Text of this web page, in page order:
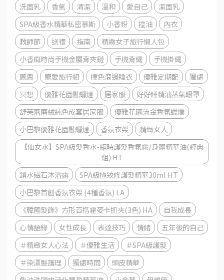
洗面乳
香氣 清潔 溫和 愛自己
潔面乳
SPA級香水精華私密慕斯
小香粉 控油
內衣
教師節
送禮 指南
精緻女子旅行懶人包
小香風時尚手機金屬背夾鏈
手機背繩
手機掛繩
感恩
寵愛旅行組 撞色滾邊睡衣 優雅定期配
獨處
冥想
優雅花園融蠟燈 居家服
好好睡精油蒸氣眼罩
舒芙蕾磨絨純色成套居家服
優雅花園流金香氛蠟燭
小巴黎優雅花園融蠟燈
香氛衣架
精緻女人
【仙女水】SPA級髮香水-縮時護髮香氛霧/身體精華油(經典
組) HT
鎖水磁石沐浴露
SPA級極致修護髮精華30ml HT
小巴黎首創香氛衣架 (4種香氛) LA
《韓國髮飾》方形百搭霍麥卡抓夾(3色) HA
自我成長
心情語錄
女性成長 表達技巧 情緒
五年後的自己
＃精緻女人心法
＃優雅生活
＃SPA級護髮
＃染漂髮護理
獨處時間
頭皮精華